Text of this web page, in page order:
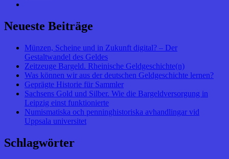
Neueste Beiträge
Münzen, Scheine und in Zukunft digital? – Der
Gestaltwandel des Geldes
Zeitzeuge Bargeld. Rheinische Geldgeschichte(n)
Was können wir aus der deutschen Geldgeschichte lernen?
Geprägte Historie für Sammler
Sachsens Gold und Silber. Wie die Bargeldversorgung in
Leipzig einst funktionierte
Numismatiska och penninghistoriska avhandlingar vid
Uppsala universitet
Schlagwörter